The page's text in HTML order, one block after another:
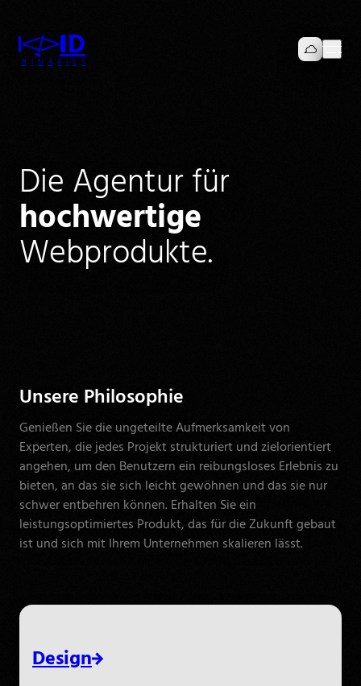
V
I
VID
B I N A R I E S
Die Agentur für
hochwertige
Webprodukte.
Unsere Philosophie
Genießen Sie die ungeteilte Aufmerksamkeit von
Experten, die jedes Projekt strukturiert und zielorientiert
angehen, um den Benutzern ein reibungsloses Erlebnis zu
bieten, an das sie sich leicht gewöhnen und das sie nur
schwer entbehren können. Erhalten Sie ein
leistungsoptimiertes Produkt, das für die Zukunft gebaut
ist und sich mit Ihrem Unternehmen skalieren lässt.
Design